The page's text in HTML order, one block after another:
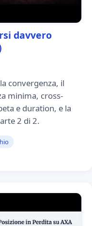
davvero
convergenza, il
minima, cross-
e duration, e la
2 di 2.